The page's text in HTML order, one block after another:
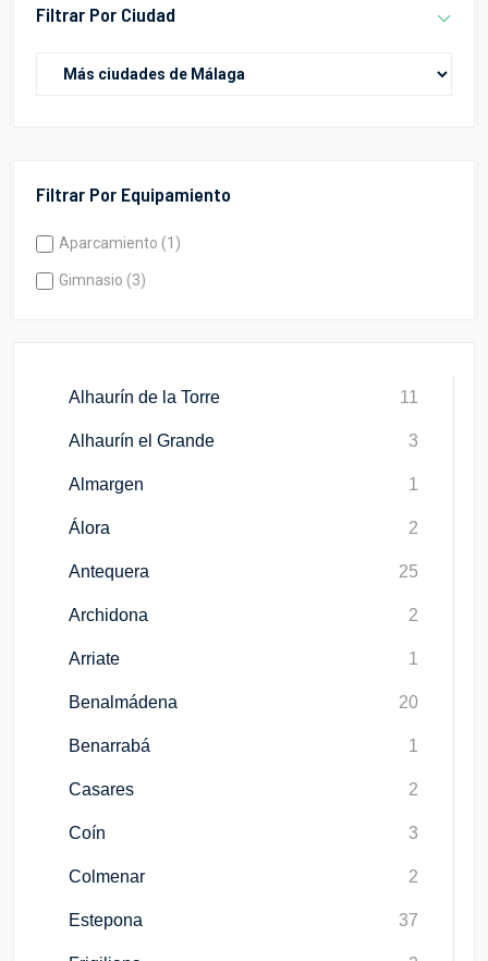
Filtrar Por Ciudad
Filtrar Por Equipamiento
Aparcamiento (1)
Gimnasio (3)
Alhaurín de la Torre 11
Alhaurín el Grande 3
Almargen 1
Álora 2
Antequera 25
Archidona 2
Arriate 1
Benalmádena 20
Benarrabá 1
Casares 2
Coín 3
Colmenar 2
Estepona 37